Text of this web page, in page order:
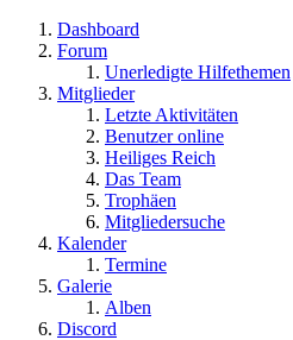
Dashboard
Forum
Unerledigte Hilfethemen
Mitglieder
Letzte Aktivitäten
Benutzer online
Heiliges Reich
Das Team
Trophäen
Mitgliedersuche
Kalender
Termine
Galerie
Alben
Discord